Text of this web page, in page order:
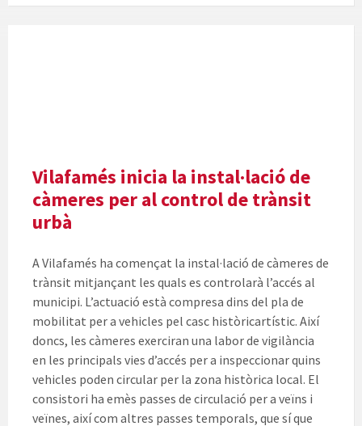
Vilafamés inicia la instal·lació de
càmeres per al control de trànsit
urbà
A Vilafamés ha començat la instal·lació de càmeres de
trànsit mitjançant les quals es controlarà l’accés al
municipi. L’actuació està compresa dins del pla de
mobilitat per a vehicles pel casc històricartístic. Així
doncs, les càmeres exerciran una labor de vigilància
en les principals vies d’accés per a inspeccionar quins
vehicles poden circular per la zona històrica local. El
consistori ha emès passes de circulació per a veïns i
veïnes, així com altres passes temporals, que sí que